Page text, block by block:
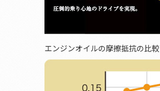
エンジンオイルの摩擦抵抗の比較